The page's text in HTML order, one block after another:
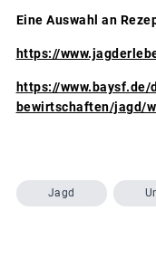
Eine Auswahl an
https://
https://www.baysf.de/
bewirtschaften/jagd/
Jagd